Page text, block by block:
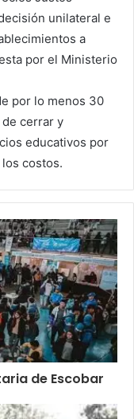
unilateral e
a
por el Ministerio
por lo menos 30
cerrar y
educativos por
costos.
de Escobar